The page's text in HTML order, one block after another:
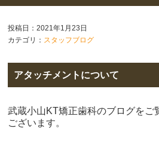
投稿日：2021年1月23日
カテゴリ： スタッフブログ
アタッチメントについて
武蔵小山KT矯正歯科のブログをご
ございます。